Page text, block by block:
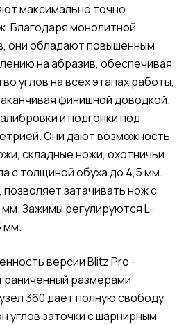
максимально точно
Благодаря монолитной
они обладают повышенным
на абразив, обеспечивая
углов на всех этапах работы,
финишной доводкой.
и подгонки под
Они дают возможность
складные ножи, охотничьи
с толщиной обуха до 4,5 мм.
затачивать нож с
мм. Зажимы регулируются L-
мм.
версии Blitz Pro -
размерами
360 дает полную свободу
углов заточки с шарнирным